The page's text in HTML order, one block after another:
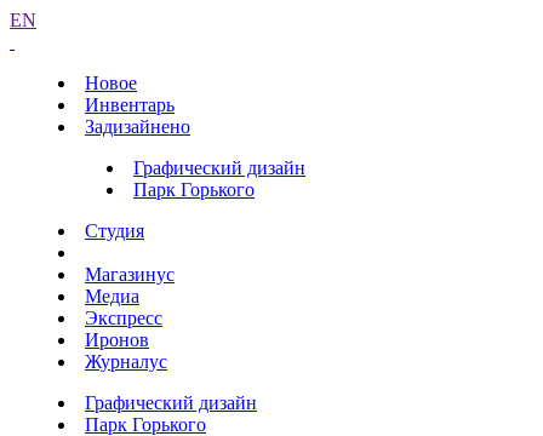
EN
Новое
Инвентарь
Задизайнено
Графический дизайн
Парк Горького
Студия
Магазинус
Медиа
Экспресс
Иронов
Журналус
Графический дизайн
Парк Горького